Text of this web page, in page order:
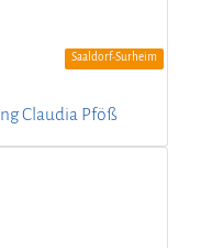
Saaldorf-Surheim
Claudia Pföß